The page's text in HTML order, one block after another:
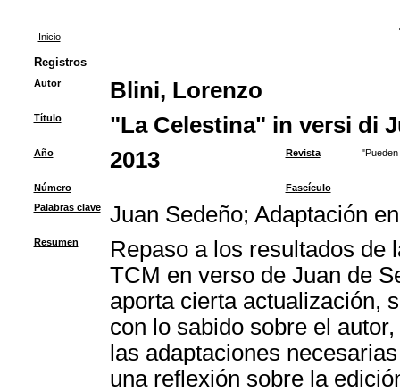
Inicio
Registros
Autor Blini, Lorenzo
Título "La Celestina" in versi di
Año 2013 Revista
Número
Fascículo
Palabras clave
Juan Sedeño; Adaptación
Resumen
Repaso a los resultados de
TCM en verso de Juan de
aporta cierta actualización,
con lo sabido sobre el
las adaptaciones
una reflexión sobre la